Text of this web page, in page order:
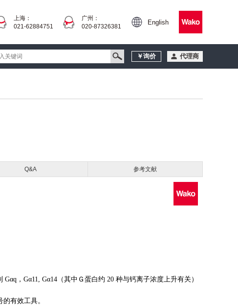
上海：
021-62884751
广州：
020-87326381
English
￥询价 代理商
Q&A 参考文献
，Gα11, Gα14（其中Ｇ蛋白约 20 种与钙离子浓度上升有关）
有效工具。